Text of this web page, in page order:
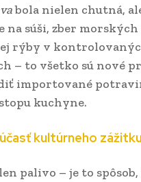
bola nielen chutná,
na súši, zber
rýby v
– to všetko sú nové
importované
kuchyne.
kultúrneho zážitku
palivo – je to